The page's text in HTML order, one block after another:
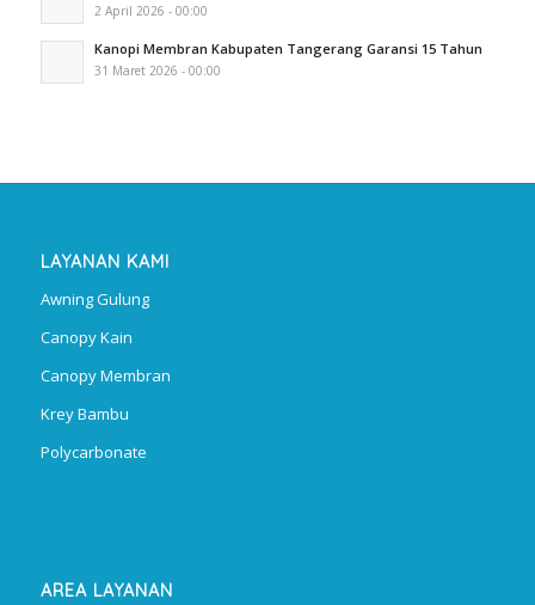
2 April 2026 - 00:00
Kanopi Membran Kabupaten Tangerang Garansi 15 Tahun
31 Maret 2026 - 00:00
LAYANAN KAMI
Awning Gulung
Canopy Kain
Canopy Membran
Krey Bambu
Polycarbonate
AREA LAYANAN